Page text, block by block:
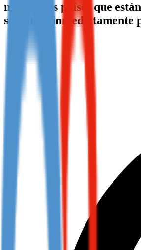
Not already our Publisher?
numerosos países que
solicítala inmediatamente